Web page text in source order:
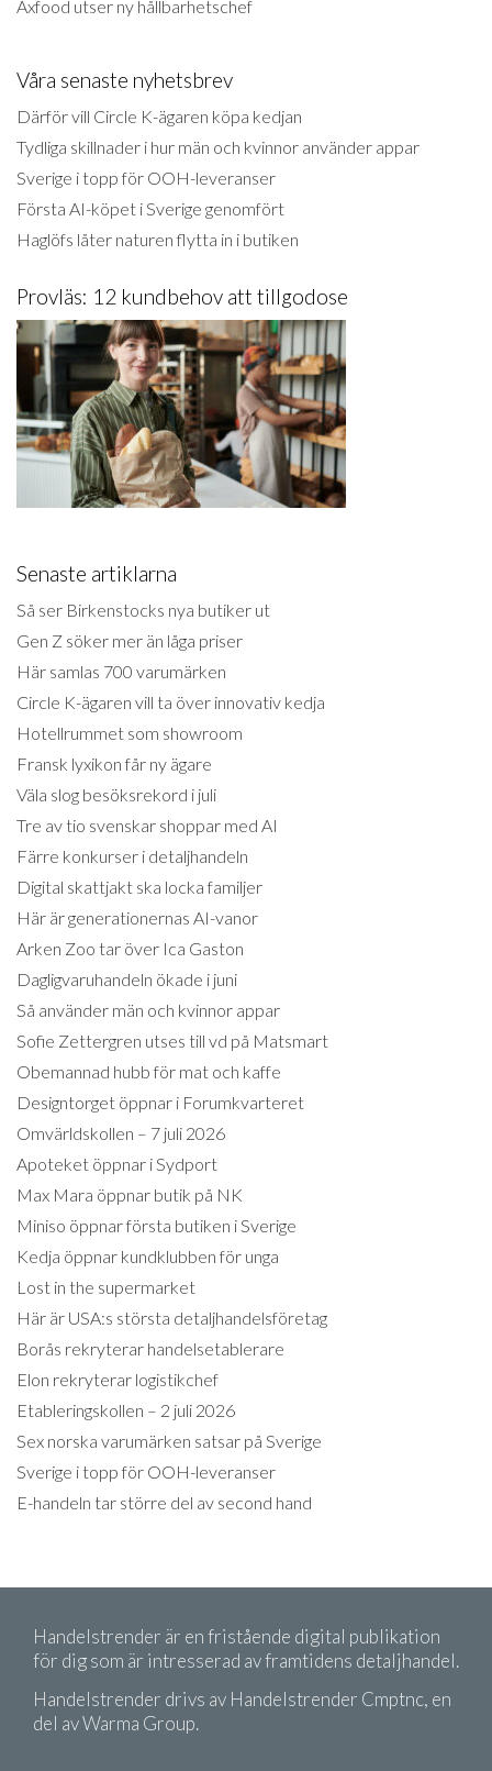
Axfood utser ny hållbarhetschef
Våra senaste nyhetsbrev
Därför vill Circle K-ägaren köpa kedjan
Tydliga skillnader i hur män och kvinnor använder appar
Sverige i topp för OOH-leveranser
Första AI-köpet i Sverige genomfört
Haglöfs låter naturen flytta in i butiken
Provläs: 12 kundbehov att tillgodose
Senaste artiklarna
Så ser Birkenstocks nya butiker ut
Gen Z söker mer än låga priser
Här samlas 700 varumärken
Circle K-ägaren vill ta över innovativ kedja
Hotellrummet som showroom
Fransk lyxikon får ny ägare
Väla slog besöksrekord i juli
Tre av tio svenskar shoppar med AI
Färre konkurser i detaljhandeln
Digital skattjakt ska locka familjer
Här är generationernas AI-vanor
Arken Zoo tar över Ica Gaston
Dagligvaruhandeln ökade i juni
Så använder män och kvinnor appar
Sofie Zettergren utses till vd på Matsmart
Obemannad hubb för mat och kaffe
Designtorget öppnar i Forumkvarteret
Omvärldskollen – 7 juli 2026
Apoteket öppnar i Sydport
Max Mara öppnar butik på NK
Miniso öppnar första butiken i Sverige
Kedja öppnar kundklubben för unga
Lost in the supermarket
Här är USA:s största detaljhandelsföretag
Borås rekryterar handelsetablerare
Elon rekryterar logistikchef
Etableringskollen – 2 juli 2026
Sex norska varumärken satsar på Sverige
Sverige i topp för OOH-leveranser
E-handeln tar större del av second hand
Handelstrender är en fristående digital publikation
för dig som är intresserad av framtidens detaljhandel.
Handelstrender drivs av Handelstrender Cmptnc, en
del av Warma Group.